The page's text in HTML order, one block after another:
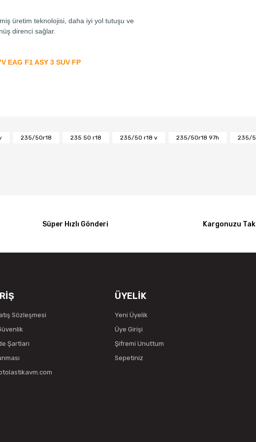
üretim teknolojisi, daha iyi yol tutuşu ve
direnci sağlar.
EAG F1 ASY 3 SUV FP
235/50r18 235 50 r18 235/50 r18 v 235/50r18 97h 235/
Süper Hızlı Gönderi Kargonuzu
Sözleşmesi
Şartları
ÜYELİK
Yeni Üyelik
Üye Girişi
Şifremi Unuttum
Sepetiniz